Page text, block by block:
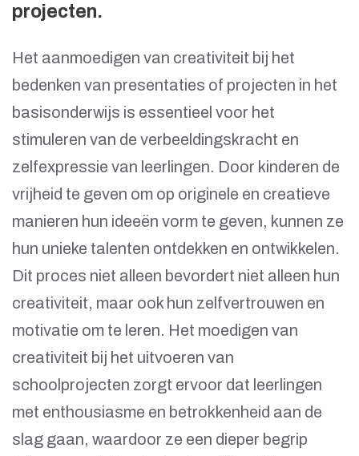
projecten.
Het aanmoedigen van creativiteit bij het
bedenken van presentaties of projecten in het
basisonderwijs is essentieel voor het
stimuleren van de verbeeldingskracht en
zelfexpressie van leerlingen. Door kinderen de
vrijheid te geven om op originele en creatieve
manieren hun ideeën vorm te geven, kunnen ze
hun unieke talenten ontdekken en ontwikkelen.
Dit proces niet alleen bevordert niet alleen hun
creativiteit, maar ook hun zelfvertrouwen en
motivatie om te leren. Het moedigen van
creativiteit bij het uitvoeren van
schoolprojecten zorgt ervoor dat leerlingen
met enthousiasme en betrokkenheid aan de
slag gaan, waardoor ze een dieper begrip